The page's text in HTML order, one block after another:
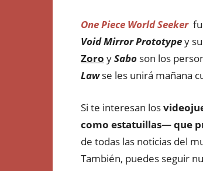
One Piece World Seeker
Void Mirror Prototypey
Zoro ySabo son los
Lawse les unirá mañana
Si te interesan los
como estatuillas— que
de todas las noticias del
También, puedes seguir